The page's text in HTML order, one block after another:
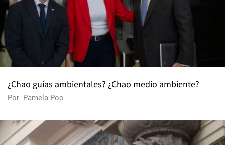
¿Chao guías ambientales? ¿Chao medio ambiente?
Por Pamela Poo